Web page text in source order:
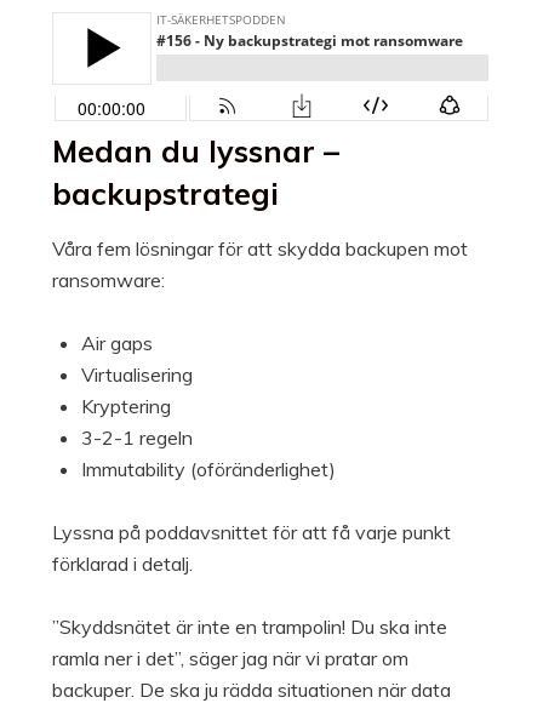
Medan du lyssnar –
backupstrategi
Våra fem lösningar för att skydda backupen mot
ransomware:
Air gaps
Virtualisering
Kryptering
3-2-1 regeln
Immutability (oföränderlighet)
Lyssna på poddavsnittet för att få varje punkt
förklarad i detalj.
”Skyddsnätet är inte en trampolin! Du ska inte
ramla ner i det”, säger jag när vi pratar om
backuper. De ska ju rädda situationen när data